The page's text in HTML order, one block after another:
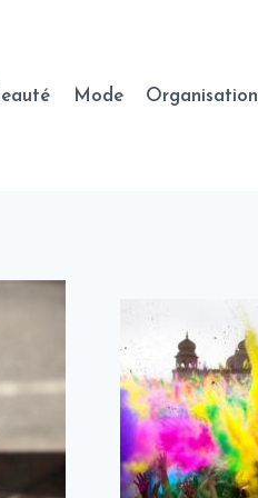
Mode Organisation